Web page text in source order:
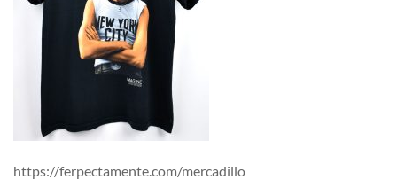
https://ferpectamente.com/mercadillo